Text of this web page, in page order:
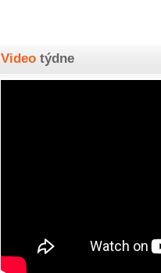
Video týdne